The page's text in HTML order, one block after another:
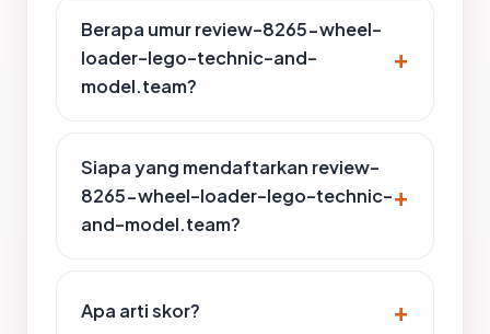
Berapa umur review-8265-wheel-
loader-lego-technic-and-
model.team?
Siapa yang mendaftarkan review-
8265-wheel-loader-lego-technic-
and-model.team?
Apa arti skor?